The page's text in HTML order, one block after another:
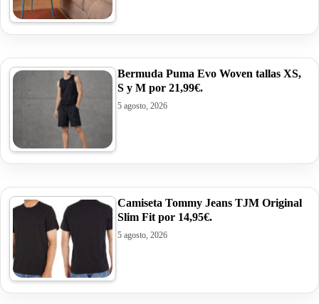
Bermuda Puma Evo Woven tallas XS,
S y M por 21,99€.
5 agosto, 2026
Camiseta Tommy Jeans TJM Original
Slim Fit por 14,95€.
5 agosto, 2026